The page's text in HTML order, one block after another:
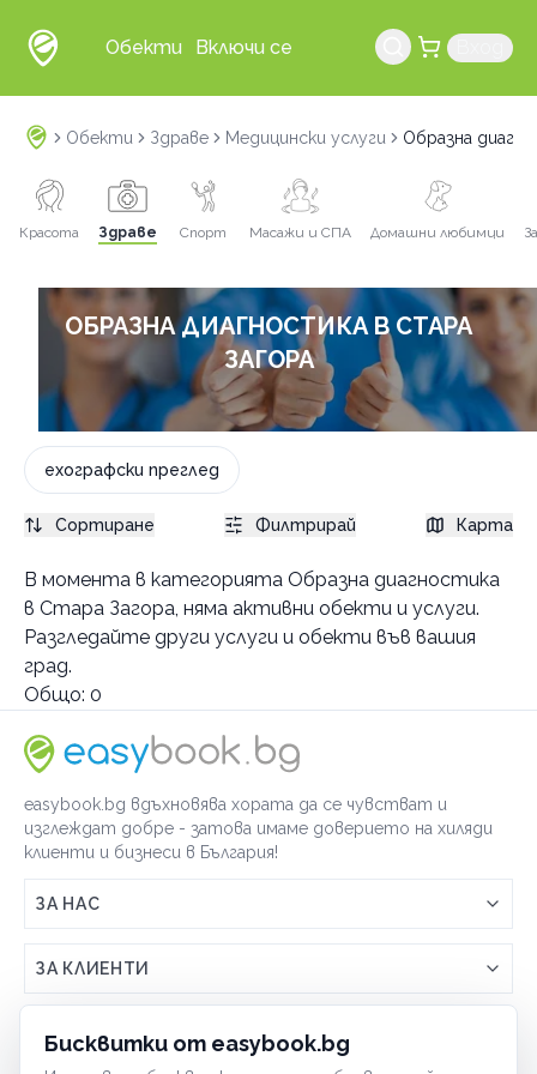
Бисквитки от easybook.bg
Обекти Включи се
Обекти Здраве Медицински услуги Образна
Красота Здраве Спорт Масажи и СПА Домашни любимци
ОБРАЗНА ДИАГНОСТИКА В СТАРА
ЗАГОРА
eхографски преглед
В момента в категорията Образна диагностика
в Стара Загора, няма активни обекти и услуги.
Разгледайте други услуги и обекти във вашия
град.
Общо: 0
Сортиране Филтрирай Карта
Алерголог
вторичен преглед
преглед и консултация
Ангиолог
вторичен преглед
първичен преглед
Вътрешни болести
вторичен преглед
Гастроентеролог
първичен преглед
вторичен преглед
първичен преглед
Дерматолог
вторичен преглед
първичен преглед
Ендокринолог
вторичен преглед
консултация щитовидна жлеза
първичен преглед
Инфекционист
първичен преглед
Кардиолог
вторичен преглед
първичен преглед
Коремен хирург
първичен преглед
Мамолог
първичен преглед
Невролог
вторичен преглед
Образна диагностика
easybook.bg вдъхновява хората да се чувстват и
изглеждат добре - затова имаме доверието на хиляди
клиенти и бизнеси в България!
ЗА НАС
Връзка с easybook.bg
Как работи easybook
Често задавани въпроси
ЗА КЛИЕНТИ
Условия за ползване
ЗА ТЪРГОВЦИ